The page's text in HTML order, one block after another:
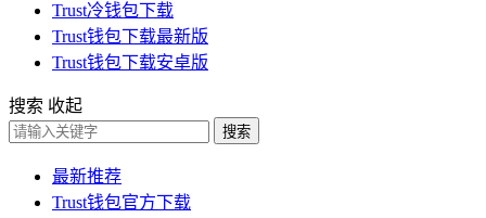
Trust冷钱包下载
Trust钱包下载最新版
Trust钱包下载安卓版
搜索 收起
搜索
最新推荐
Trust钱包官方下载